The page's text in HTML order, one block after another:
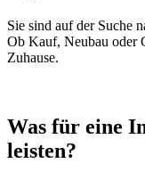
Sie sind auf der Suche
Ob Kauf, Neubau oder
Zuhause.
Was für eine
leisten?